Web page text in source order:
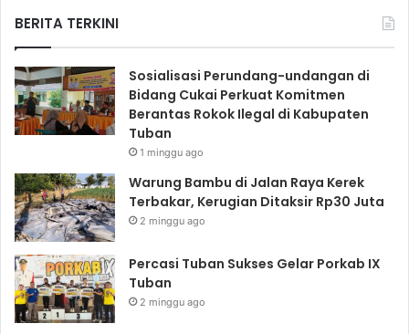
BERITA TERKINI
Sosialisasi Perundang-undangan di
Bidang Cukai Perkuat Komitmen
Berantas Rokok Ilegal di Kabupaten
Tuban
1 minggu ago
Warung Bambu di Jalan Raya Kerek
Terbakar, Kerugian Ditaksir Rp30 Juta
2 minggu ago
Percasi Tuban Sukses Gelar Porkab IX
Tuban
2 minggu ago